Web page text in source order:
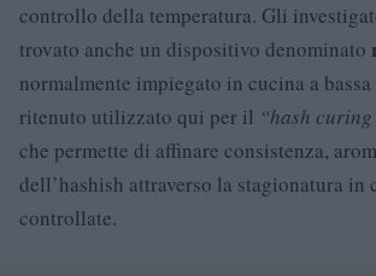
controllo della temperatura. Gli
trovato anche un dispositivo denominato
normalmente impiegato in cucina a
ritenuto utilizzato qui per il “hash
che permette di affinare consistenza,
dell’hashish attraverso la stagionatura in
controllate.